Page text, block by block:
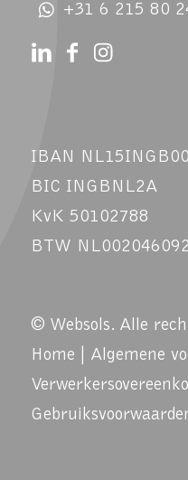
+31 6 215 80
IBAN
BIC INGBNL2A
KvK 50102788
BTW
© Websols. Alle
Home
Algemene